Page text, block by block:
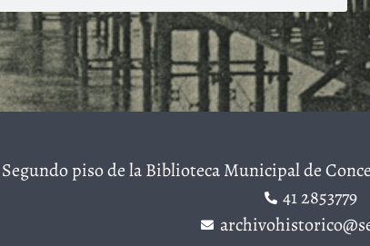
Segundo piso de la Biblioteca Municipal de
41 2853779